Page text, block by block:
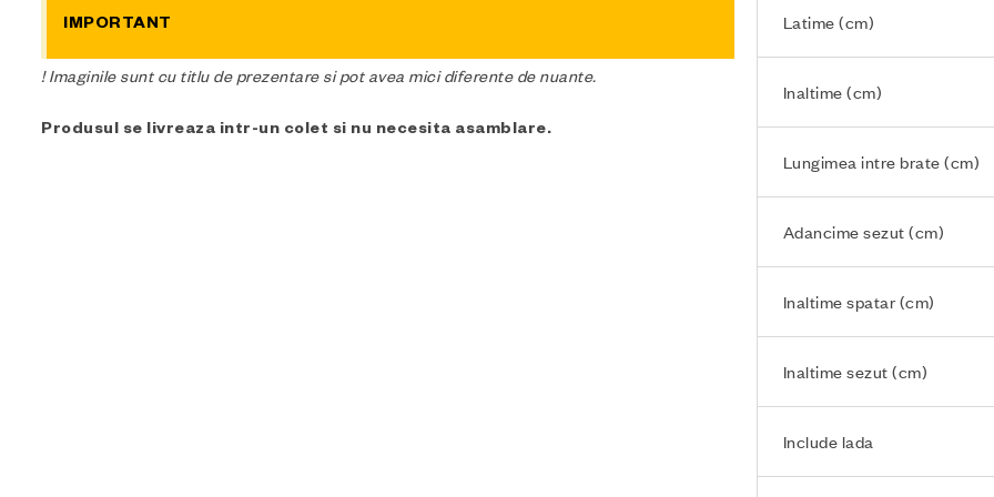
IMPORTANT
! Imaginile sunt cu titlu de prezentare si pot avea mici diferente de nuante.
Produsul se livreaza intr-un colet si nu necesita asamblare.
Latime (cm)
Inaltime (cm)
Lungimea intre brate (cm)
Adancime sezut (cm)
Inaltime spatar (cm)
Inaltime sezut (cm)
Include lada